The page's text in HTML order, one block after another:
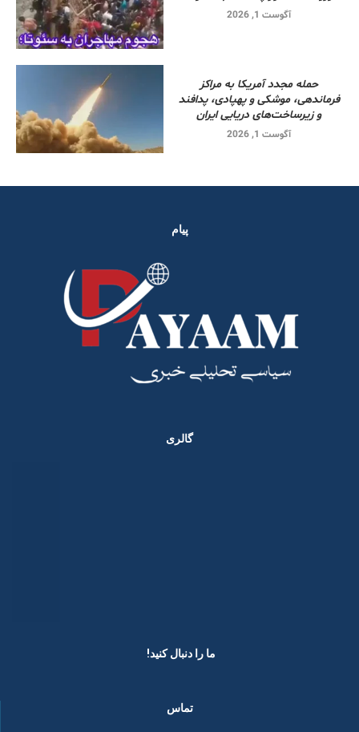
آگوست 1, 2026
حمله مجدد آمریکا به مراکز
فرماندهی، موشکی و پهپادی، پدافند
و زیرساخت‌های دریایی ایران
آگوست 1, 2026
پیام
گالری
ما را دنبال کنید! ​
تماس